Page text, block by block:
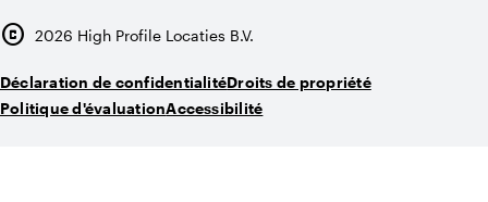
copyright 2026 High Profile Locaties B.V.
Déclaration de confidentialitéDroits de propriété
Politique d'évaluationAccessibilité